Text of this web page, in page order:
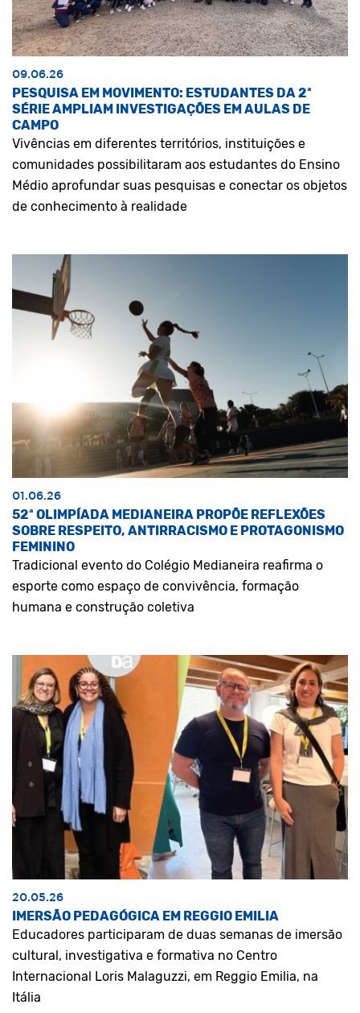
09.06.26
PESQUISA EM MOVIMENTO: ESTUDANTES DA 2ª
SÉRIE AMPLIAM INVESTIGAÇÕES EM AULAS DE
CAMPO
Vivências em diferentes territórios, instituições e
comunidades possibilitaram aos estudantes do Ensino
Médio aprofundar suas pesquisas e conectar os objetos
de conhecimento à realidade
01.06.26
52ª OLIMPÍADA MEDIANEIRA PROPÕE REFLEXÕES
SOBRE RESPEITO, ANTIRRACISMO E PROTAGONISMO
FEMININO
Tradicional evento do Colégio Medianeira reafirma o
esporte como espaço de convivência, formação
humana e construção coletiva
20.05.26
IMERSÃO PEDAGÓGICA EM REGGIO EMILIA
Educadores participaram de duas semanas de imersão
cultural, investigativa e formativa no Centro
Internacional Loris Malaguzzi, em Reggio Emilia, na
Itália